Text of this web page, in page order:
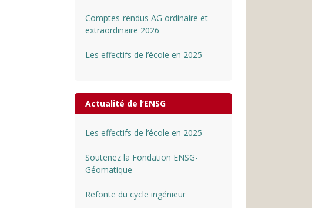
Comptes-rendus AG ordinaire et
extraordinaire 2026
Les effectifs de l’école en 2025
Actualité de l’ENSG
Les effectifs de l’école en 2025
Soutenez la Fondation ENSG-
Géomatique
Refonte du cycle ingénieur